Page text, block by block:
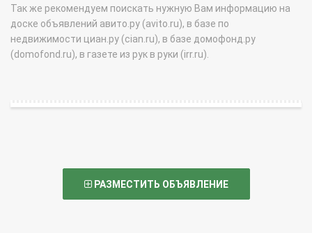
Так же рекомендуем поискать нужную Вам информацию на
доске объявлений авито.ру (avito.ru), в базе по
недвижимости циан.ру (cian.ru), в базе домофонд.ру
(domofond.ru), в газете из рук в руки (irr.ru).
РАЗМЕСТИТЬ ОБЪЯВЛЕНИЕ